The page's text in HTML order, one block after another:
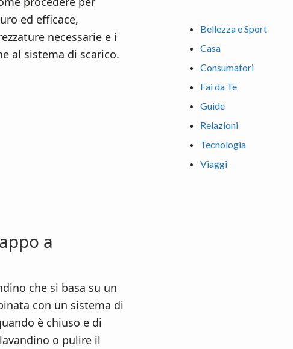
ed efficace,
necessarie e i
al sistema di scarico.
a
che si basa su un
con un sistema di
è chiuso e di
o pulire il
Bellezza e Sport
Casa
Consumatori
Fai da Te
Guide
Relazioni
Tecnologia
Viaggi